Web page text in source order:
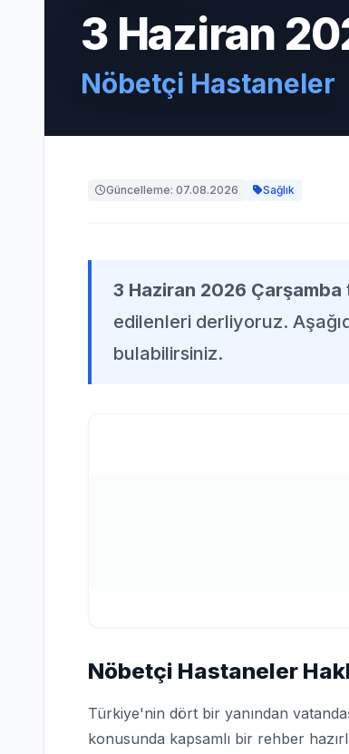
3 Haziran
Nöbetçi Hastaneler
Güncelleme: 07.08.2026 Sağlık
3 Haziran 2026 Çarşamba
edilenleri derliyoruz.
bulabilirsiniz.
Nöbetçi Hastaneler
Türkiye'nin dört bir yanından
konusunda kapsamlı bir rehber